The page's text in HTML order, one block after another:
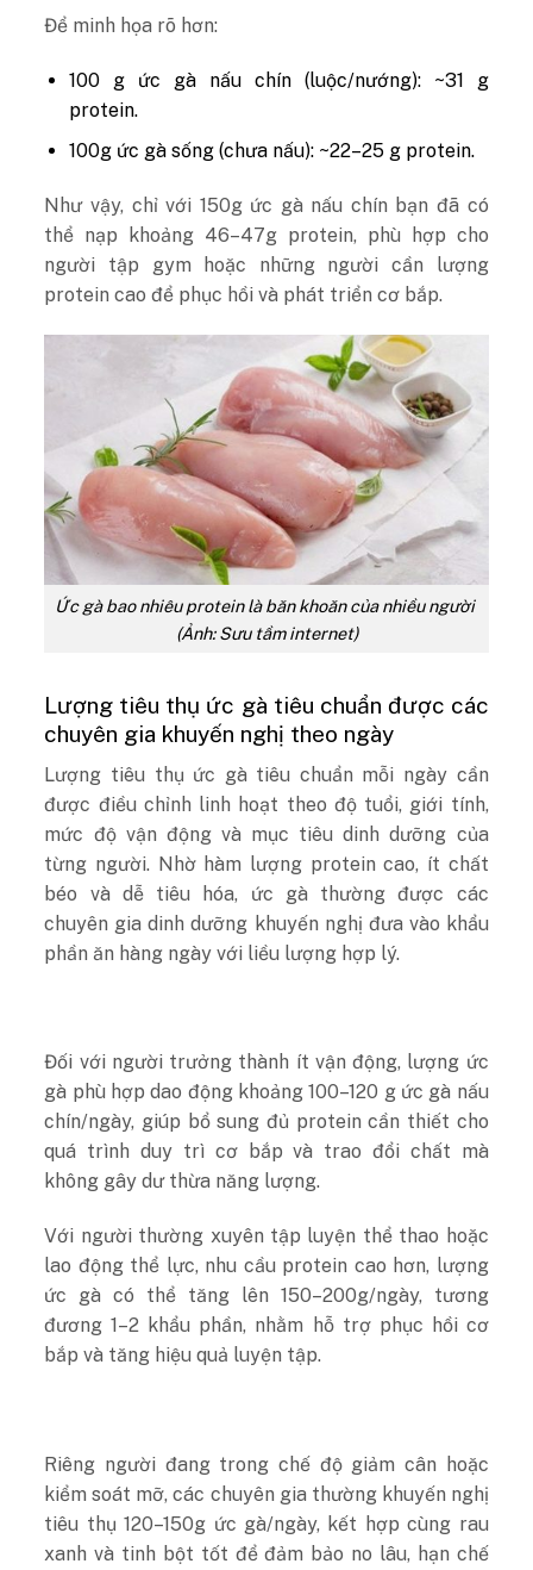
Để minh họa rõ hơn:
100 g ức gà nấu chín (luộc/nướng): ~31 g
protein.
100g ức gà sống (chưa nấu): ~22–25 g protein.
Như vậy, chỉ với 150g ức gà nấu chín bạn đã có
thể nạp khoảng 46–47g protein, phù hợp cho
người tập gym hoặc những người cần lượng
protein cao để phục hồi và phát triển cơ bắp.
Ức gà bao nhiêu protein là băn khoăn của nhiều người
(Ảnh: Sưu tầm internet)
Lượng tiêu thụ ức gà tiêu chuẩn được các
chuyên gia khuyến nghị theo ngày
Lượng tiêu thụ ức gà tiêu chuẩn mỗi ngày cần
được điều chỉnh linh hoạt theo độ tuổi, giới tính,
mức độ vận động và mục tiêu dinh dưỡng của
từng người. Nhờ hàm lượng protein cao, ít chất
béo và dễ tiêu hóa, ức gà thường được các
chuyên gia dinh dưỡng khuyến nghị đưa vào khẩu
phần ăn hàng ngày với liều lượng hợp lý.
Đối với người trưởng thành ít vận động, lượng ức
gà phù hợp dao động khoảng 100–120 g ức gà nấu
chín/ngày, giúp bổ sung đủ protein cần thiết cho
quá trình duy trì cơ bắp và trao đổi chất mà
không gây dư thừa năng lượng.
Với người thường xuyên tập luyện thể thao hoặc
lao động thể lực, nhu cầu protein cao hơn, lượng
ức gà có thể tăng lên 150–200g/ngày, tương
đương 1–2 khẩu phần, nhằm hỗ trợ phục hồi cơ
bắp và tăng hiệu quả luyện tập.
Riêng người đang trong chế độ giảm cân hoặc
kiểm soát mỡ, các chuyên gia thường khuyến nghị
tiêu thụ 120–150g ức gà/ngày, kết hợp cùng rau
xanh và tinh bột tốt để đảm bảo no lâu, hạn chế